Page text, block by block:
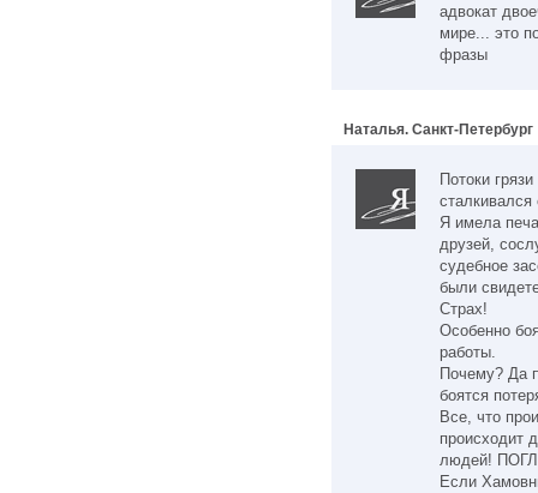
адвокат
мире... это
фразы
Наталья. Санкт-Петербург
Потоки
Я имела
друзей,
судебное
были
Страх!
Особенно
работы.
Почему? Да
боятся
Все, что
происходит
людей!
Если